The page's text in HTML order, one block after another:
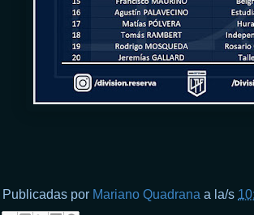
Publicadas por Mariano Quadrana a la/s